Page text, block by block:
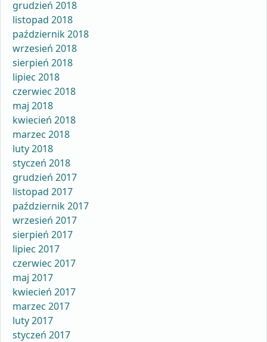
grudzień 2018
listopad 2018
październik 2018
wrzesień 2018
sierpień 2018
lipiec 2018
czerwiec 2018
maj 2018
kwiecień 2018
marzec 2018
luty 2018
styczeń 2018
grudzień 2017
listopad 2017
październik 2017
wrzesień 2017
sierpień 2017
lipiec 2017
czerwiec 2017
maj 2017
kwiecień 2017
marzec 2017
luty 2017
styczeń 2017